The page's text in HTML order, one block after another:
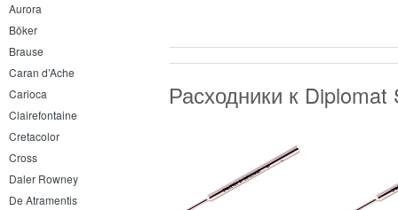
Aurora
Böker
Brause
Caran d’Ache
Carioca
Clairefontaine
Cretacolor
Cross
Daler Rowney
De Atramentis
Расходники к